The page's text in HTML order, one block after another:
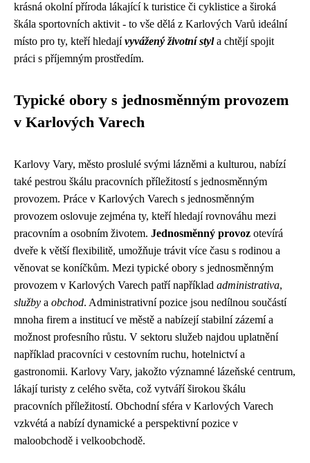
krásná okolní příroda lákající k turistice či cyklistice a široká
škála sportovních aktivit - to vše dělá z Karlových Varů ideální
místo pro ty, kteří hledajívyvážený životní styla chtějí spojit
práci s příjemným prostředím.
Typické obory s jednosměnným provozem
v Karlových Varech
Karlovy Vary, město proslulé svými lázněmi a kulturou, nabízí
také pestrou škálu pracovních příležitostí s jednosměnným
provozem. Práce v Karlových Varech s jednosměnným
provozem oslovuje zejména ty, kteří hledají rovnováhu mezi
pracovním a osobním životem. Jednosměnný provoz otevírá
dveře k větší flexibilitě, umožňuje trávit více času s rodinou a
věnovat se koníčkům. Mezi typické obory s jednosměnným
provozem v Karlových Varech patří například administrativa,
služby a obchod. Administrativní pozice jsou nedílnou součástí
mnoha firem a institucí ve městě a nabízejí stabilní zázemí a
možnost profesního růstu. V sektoru služeb najdou uplatnění
například pracovníci v cestovním ruchu, hotelnictví a
gastronomii. Karlovy Vary, jakožto významné lázeňské centrum,
lákají turisty z celého světa, což vytváří širokou škálu
pracovních příležitostí. Obchodní sféra v Karlových Varech
vzkvétá a nabízí dynamické a perspektivní pozice v
maloobchodě i velkoobchodě.